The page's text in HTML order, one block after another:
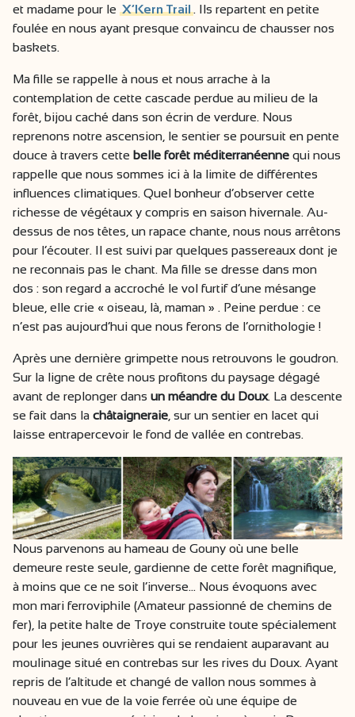
et madame pour le X’Kern Trail . Ils repartent en petite
foulée en nous ayant presque convaincu de chausser nos
baskets.
Ma fille se rappelle à nous et nous arrache à la
contemplation de cette cascade perdue au milieu de la
forêt, bijou caché dans son écrin de verdure. Nous
reprenons notre ascension, le sentier se poursuit en pente
douce à travers cette belle forêt méditerranéenne qui nous
rappelle que nous sommes ici à la limite de différentes
influences climatiques. Quel bonheur d’observer cette
richesse de végétaux y compris en saison hivernale. Au-
dessus de nos têtes, un rapace chante, nous nous arrêtons
pour l’écouter. Il est suivi par quelques passereaux dont je
ne reconnais pas le chant. Ma fille se dresse dans mon
dos : son regard a accroché le vol furtif d’une mésange
bleue, elle crie « oiseau, là, maman » . Peine perdue : ce
n’est pas aujourd’hui que nous ferons de l’ornithologie !
Après une dernière grimpette nous retrouvons le goudron.
Sur la ligne de crête nous profitons du paysage dégagé
avant de replonger dans un méandre du Doux. La descente
se fait dans la châtaigneraie , sur un sentier en lacet qui
laisse entrapercevoir le fond de vallée en contrebas.
Nous parvenons au hameau de Gouny où une belle
demeure reste seule, gardienne de cette forêt magnifique,
à moins que ce ne soit l’inverse… Nous évoquons avec
mon mari ferroviphile (Amateur passionné de chemins de
fer), la petite halte de Troye construite toute spécialement
pour les jeunes ouvrières qui se rendaient auparavant au
moulinage situé en contrebas sur les rives du Doux. Ayant
repris de l’altitude et changé de vallon nous sommes à
nouveau en vue de la voie ferrée où une équipe de